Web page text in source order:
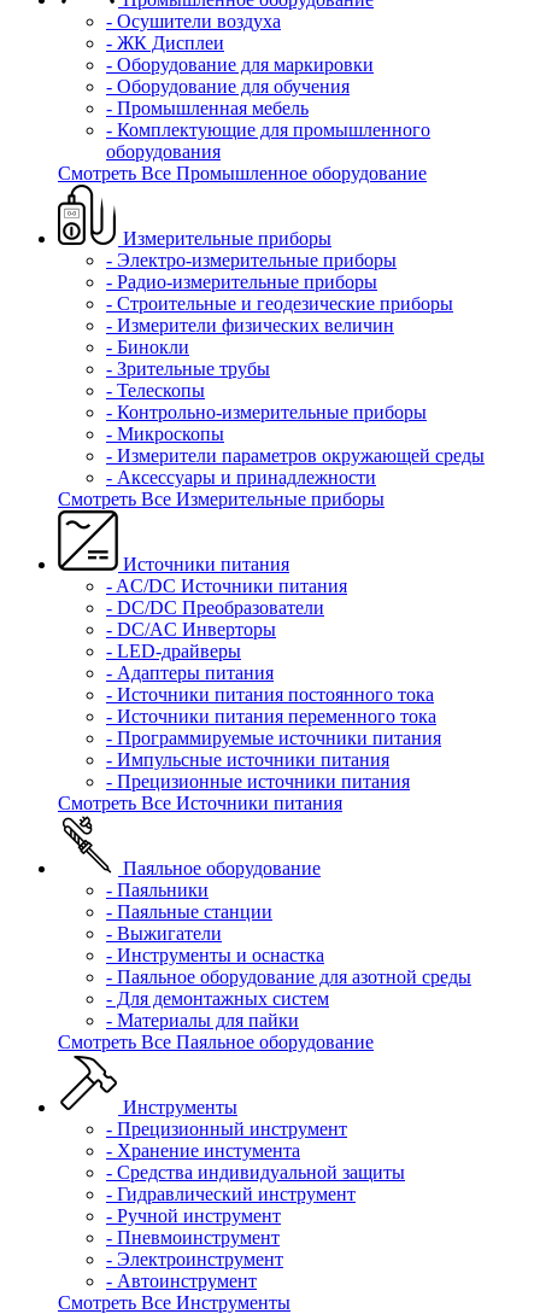
- Осушители воздуха
- ЖК Дисплеи
- Оборудование для маркировки
- Оборудование для обучения
- Промышленная мебель
- Комплектующие для промышленного
оборудования
Смотреть Все Промышленное оборудование
Измерительные приборы
- Электро-измерительные приборы
- Радио-измерительные приборы
- Строительные и геодезические приборы
- Измерители физических величин
- Бинокли
- Зрительные трубы
- Телескопы
- Контрольно-измерительные приборы
- Микроскопы
- Измерители параметров окружающей среды
- Аксессуары и принадлежности
Смотреть Все Измерительные приборы
Источники питания
- AC/DC Источники питания
- DC/DC Преобразователи
- DC/AC Инверторы
- LED-драйверы
- Адаптеры питания
- Источники питания постоянного тока
- Источники питания переменного тока
- Программируемые источники питания
- Импульсные источники питания
- Прецизионные источники питания
Смотреть Все Источники питания
Паяльное оборудование
- Паяльники
- Паяльные станции
- Выжигатели
- Инструменты и оснастка
- Паяльное оборудование для азотной среды
- Для демонтажных систем
- Материалы для пайки
Смотреть Все Паяльное оборудование
Инструменты
- Прецизионный инструмент
- Хранение инстумента
- Средства индивидуальной защиты
- Гидравлический инструмент
- Ручной инструмент
- Пневмоинструмент
- Электроинструмент
- Автоинструмент
Смотреть Все Инструменты